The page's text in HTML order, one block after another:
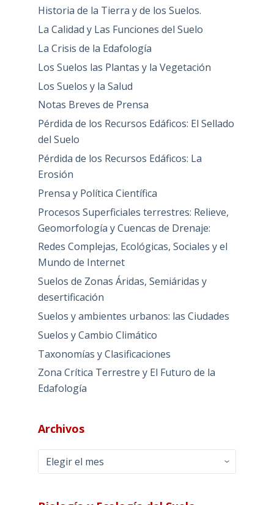
Historia de la Tierra y de los Suelos.
La Calidad y Las Funciones del Suelo
La Crisis de la Edafología
Los Suelos las Plantas y la Vegetación
Los Suelos y la Salud
Notas Breves de Prensa
Pérdida de los Recursos Edáficos: El Sellado
del Suelo
Pérdida de los Recursos Edáficos: La
Erosión
Prensa y Política Científica
Procesos Superficiales terrestres: Relieve,
Geomorfología y Cuencas de Drenaje:
Redes Complejas, Ecológicas, Sociales y el
Mundo de Internet
Suelos de Zonas Áridas, Semiáridas y
desertificación
Suelos y ambientes urbanos: las Ciudades
Suelos y Cambio Climático
Taxonomías y Clasificaciones
Zona Crítica Terrestre y El Futuro de la
Edafología
Archivos
Archivos